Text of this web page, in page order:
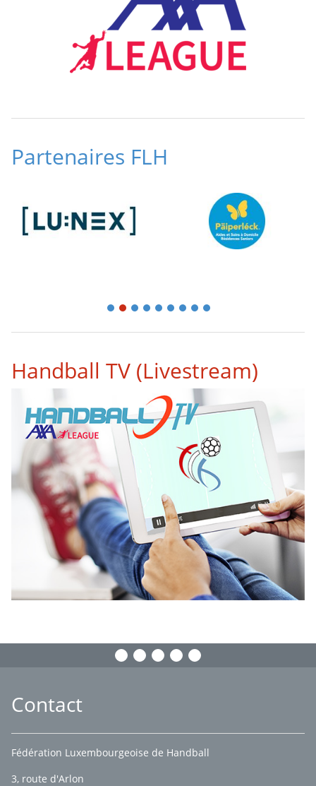
Partenaires FLH
1 2 3 4 5 6 7 8 9
Handball TV (Livestream)
Contact
Fédération Luxembourgeoise de Handball
3, route d'Arlon